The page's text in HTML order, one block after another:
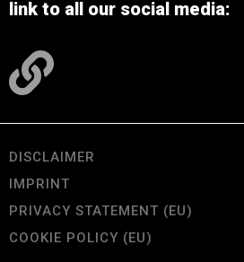
link to all our social media:
DISCLAIMER
IMPRINT
PRIVACY STATEMENT (EU)
COOKIE POLICY (EU)